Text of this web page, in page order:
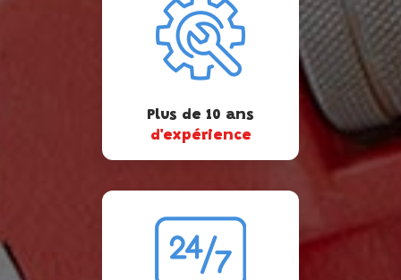
Plus de 10 ans
d'expérience